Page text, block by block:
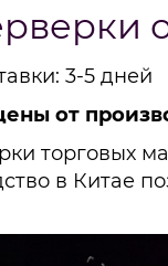
3-5 дней
от
торговых
в Китае